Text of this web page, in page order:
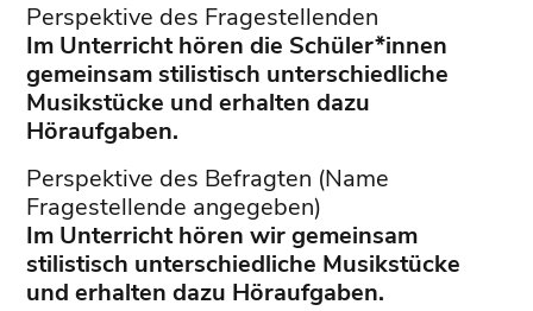
Perspektive des Fragestellenden
Im Unterricht hören die Schüler*innen
gemeinsam stilistisch unterschiedliche
Musikstücke und erhalten dazu
Höraufgaben.
Perspektive des Befragten (Name
Fragestellende angegeben)
Im Unterricht hören wir gemeinsam
stilistisch unterschiedliche Musikstücke
und erhalten dazu Höraufgaben.